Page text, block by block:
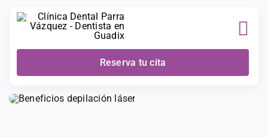
Reserva tu cita